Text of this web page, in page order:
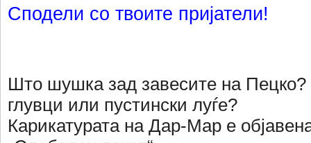
Сподели со твоите пријатели!
Што шушка зад завесите на
глувци или пустински луѓе?
Карикатурата на Дар-Мар е